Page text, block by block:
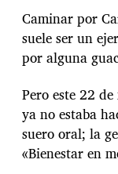
d
a
Caminar por
suele ser un
por alguna
Pero este 22
ya no estaba
suero oral; la
«Bienestar en